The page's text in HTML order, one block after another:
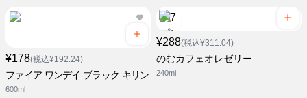
¥178(税込¥192.24)
ファイア ワンデイ ブラック キリン
600ml
¥288(税込¥311.04)
のむカフェオレゼリー
240ml